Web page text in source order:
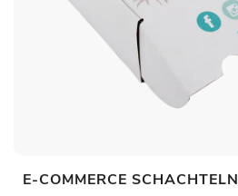
E-COMMERCE SCHACHTELN